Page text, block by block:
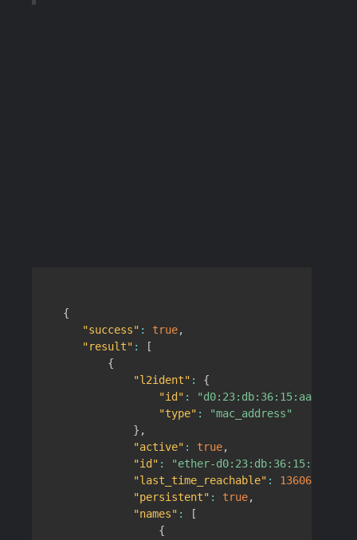
{
"success" : true,
"result" :
[
{
"l2ident" :
{
"id" : "d0:23:db:36:15:aa"
"type" :
"mac_address"
} ,
"active" : true,
"id" : "ether-d0:23:db:36:15:aa"
"last_time_reachable" : 1360669498
"persistent" : true,
"names" :
[
{